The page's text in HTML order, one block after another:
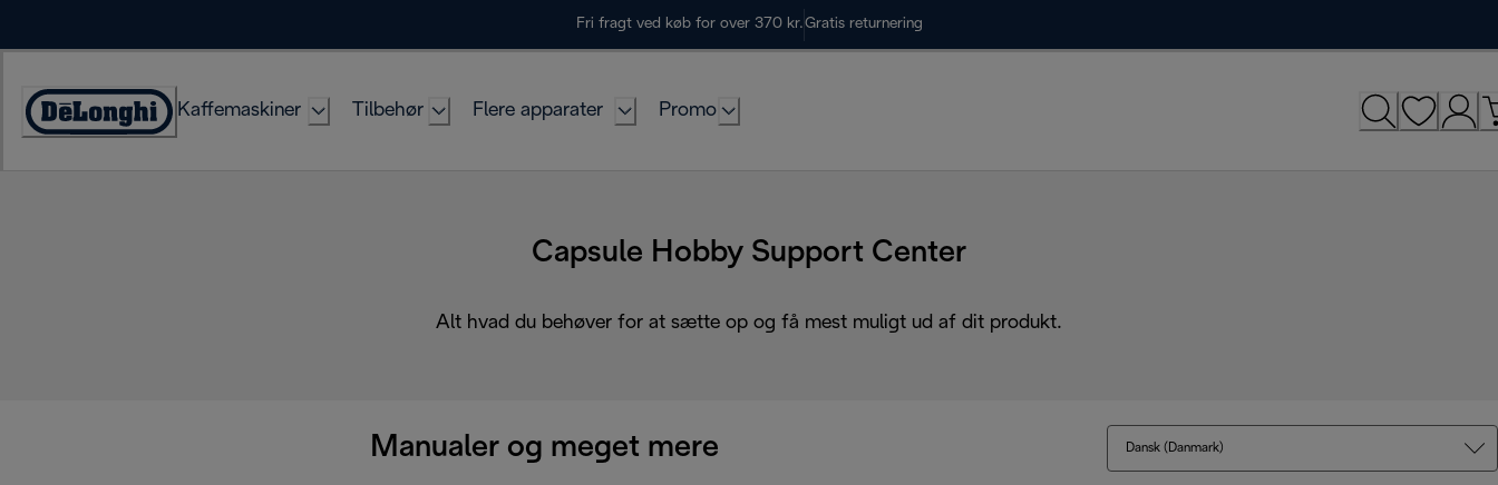
Fri fragt ved køb for over 370 kr.Gratis returnering
Accessibility
Kaffemaskiner Tilbehør Flere apparater Promo
Capsule Hobby Support Center
Alt hvad du behøver for at sætte op og få mest muligt ud af dit produkt.
Manualer og meget mere Dansk (Danmark)